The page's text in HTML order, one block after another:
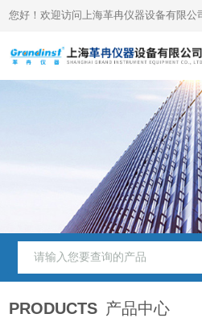
您好！欢迎访问上海革冉仪器设备有限公
PRODUCTS 产品中心